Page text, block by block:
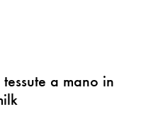
a mano in